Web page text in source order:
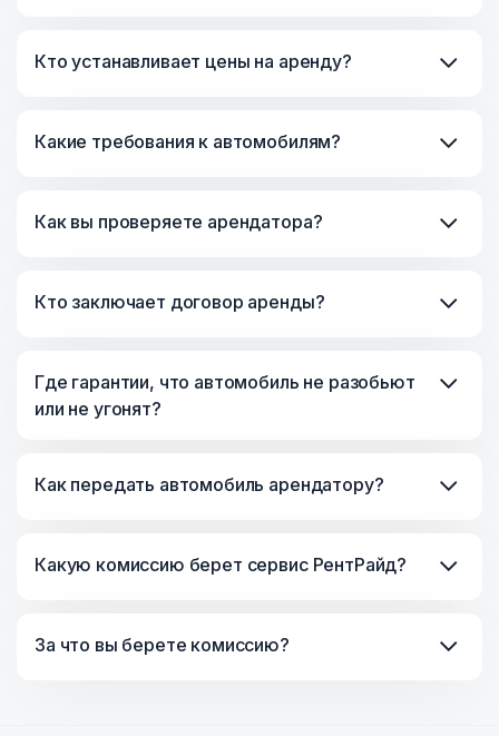
Кто устанавливает цены на аренду?
Какие требования к автомобилям?
Как вы проверяете арендатора?
Кто заключает договор аренды?
Где гарантии, что автомобиль не разобьют
или не угонят?
Как передать автомобиль арендатору?
Какую комиссию берет сервис РентРайд?
За что вы берете комиссию?